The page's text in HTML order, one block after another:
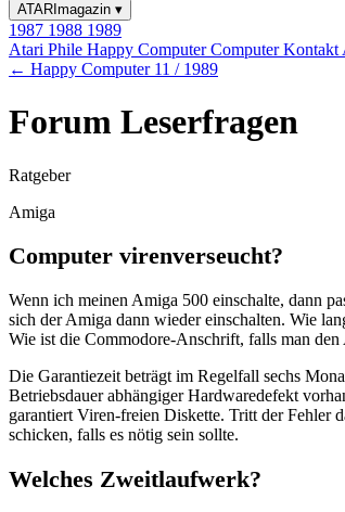
ATARImagazin ▾
1987 1988 1989
Atari Phile Happy ComputerComputer Kontakt
← Happy Computer 11 / 1989
Forum Leserfragen
Ratgeber
Amiga
Computer virenverseucht?
Wenn ich meinen Amiga 500 einschalte, dann
sich der Amiga dann wieder einschalten. Wie
Wie ist die Commodore-Anschrift, falls man
Die Garantiezeit beträgt im Regelfall sechs
Betriebsdauer abhängiger Hardwaredefekt
garantiert Viren-freien Diskette. Tritt der Fehler
schicken, falls es nötig sein sollte.
Welches Zweitlaufwerk?